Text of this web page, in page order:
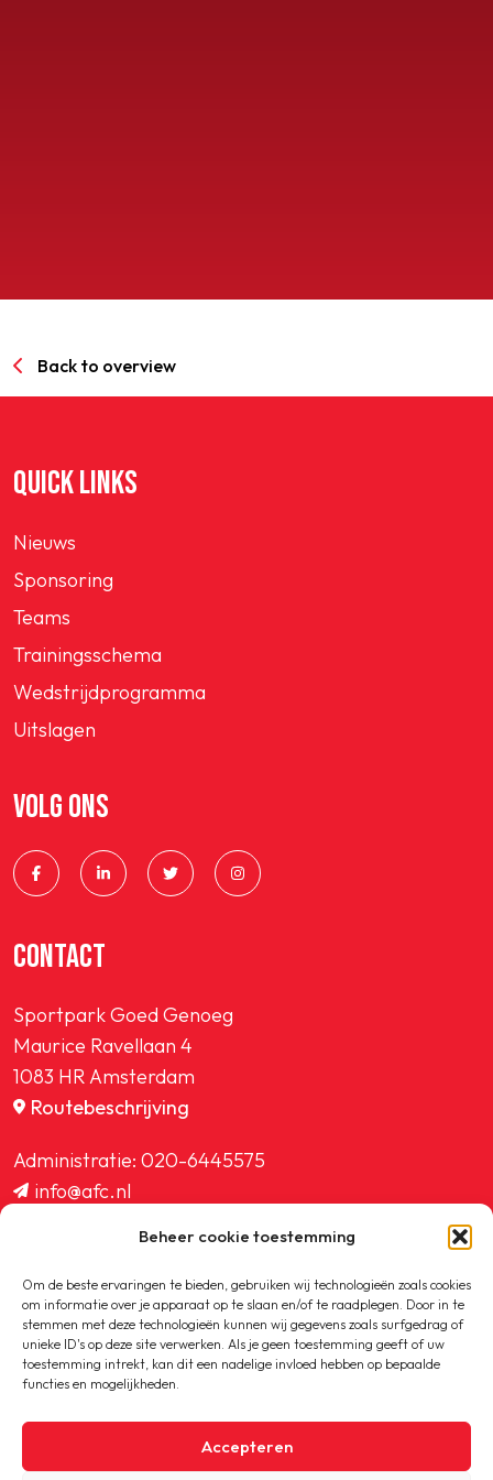
Beheer cookie toestemming
Om de beste ervaringen te bieden, gebruiken wij technologieën zoals cookies
om informatie over je apparaat op te slaan en/of te raadplegen. Door in te
stemmen met deze technologieën kunnen wij gegevens zoals surfgedrag of
unieke ID's op deze site verwerken. Als je geen toestemming geeft of uw
toestemming intrekt, kan dit een nadelige invloed hebben op bepaalde
functies en mogelijkheden.
Accepteren
Back to overview
QUICK LINKS
Nieuws
Sponsoring
Teams
Trainingsschema
Wedstrijdprogramma
Uitslagen
VOLG ONS
CONTACT
Sportpark Goed Genoeg
Maurice Ravellaan 4
1083 HR Amsterdam
Routebeschrijving
Administratie: 020-6445575
info@afc.nl
ledenadministratie@afc.nl
Copyright © 2020-2026 AFC